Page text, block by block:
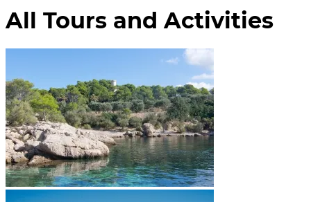
All Tours and Activities